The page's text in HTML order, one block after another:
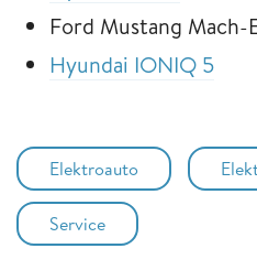
Ford Mustang Mach-
Hyundai IONIQ 5
Elektroauto
Service